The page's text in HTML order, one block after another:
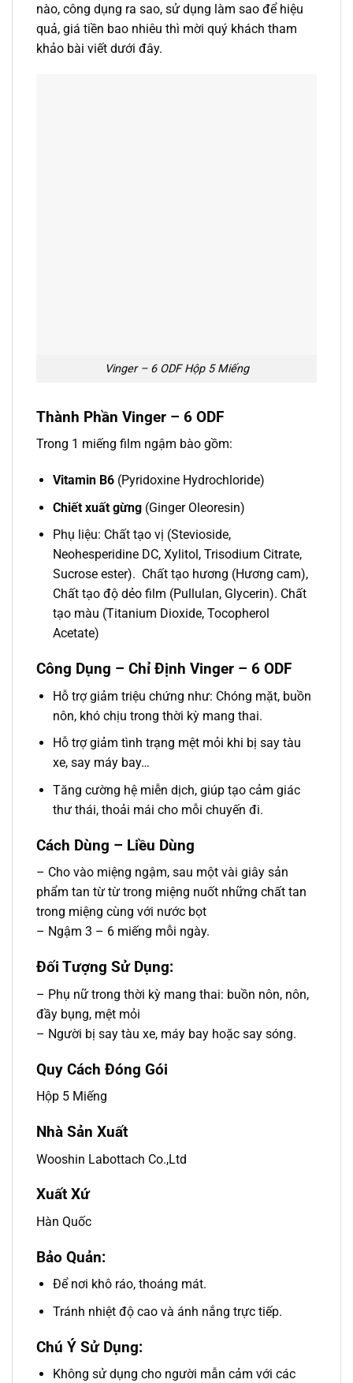
nào, công dụng ra sao, sử dụng làm sao để hiệu
quả, giá tiền bao nhiêu thì mời quý khách tham
khảo bài viết dưới đây.
Vinger – 6 ODF Hộp 5 Miếng
Thành Phần Vinger – 6 ODF
Trong 1 miếng film ngậm bào gồm:
Vitamin B6(Pyridoxine Hydrochloride)
Chiết xuất gừng(Ginger Oleoresin)
Phụ liệu: Chất tạo vị (Stevioside,
Neohesperidine DC, Xylitol, Trisodium Citrate,
Sucrose ester). Chất tạo hương (Hương cam),
Chất tạo độ dẻo film (Pullulan, Glycerin). Chất
tạo màu (Titanium Dioxide, Tocopherol
Acetate)
Công Dụng – Chỉ Định Vinger – 6 ODF
Hỗ trợ giảm triệu chứng như: Chóng mặt, buồn
nôn, khó chịu trong thời kỳ mang thai.
Hỗ trợ giảm tình trạng mệt mỏi khi bị say tàu
xe, say máy bay…
Tăng cường hệ miễn dịch, giúp tạo cảm giác
thư thái, thoải mái cho mỗi chuyến đi.
Cách Dùng – Liều Dùng
– Cho vào miệng ngậm, sau một vài giây sản
phẩm tan từ từ trong miệng nuốt những chất tan
trong miệng cùng với nước bọt
– Ngậm 3 – 6 miếng mỗi ngày.
Đối Tượng Sử Dụng:
– Phụ nữ trong thời kỳ mang thai: buồn nôn, nôn,
đầy bụng, mệt mỏi
– Người bị say tàu xe, máy bay hoặc say sóng.
Quy Cách Đóng Gói
Hộp 5 Miếng
Nhà Sản Xuất
Wooshin Labottach Co.,Ltd
Xuất Xứ
Hàn Quốc
Bảo Quản:
Để nơi khô ráo, thoáng mát.
Tránh nhiệt độ cao và ánh nắng trực tiếp.
Chú Ý Sử Dụng:
Không sử dụng cho người mẫn cảm với các